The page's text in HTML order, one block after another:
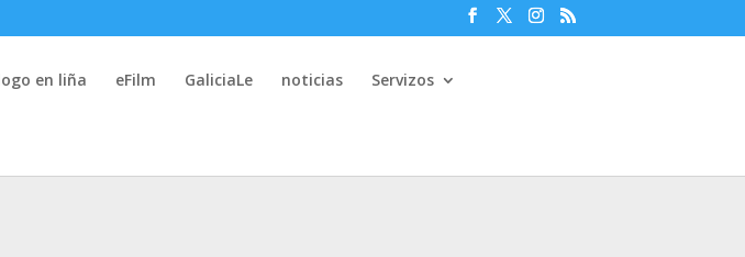
en liña eFilm GaliciaLe noticias Servizos